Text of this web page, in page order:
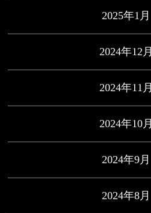
2025年1月
2024年12月
2024年11月
2024年10月
2024年9月
2024年8月